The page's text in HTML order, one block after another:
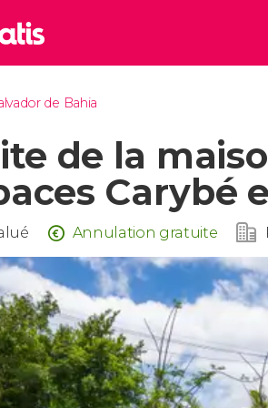
Maroc
de Bahia
de la
Carybé
Annulation gratuite